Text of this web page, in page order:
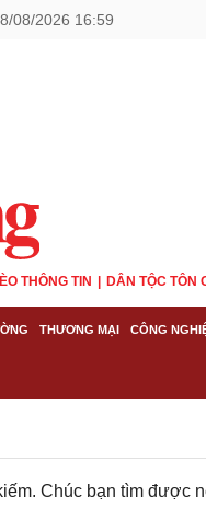
08/2026 16:59
THÔNG TIN DÂN TỘC TÔN
THƯƠNG MẠI CÔNG
Chúc bạn tìm được